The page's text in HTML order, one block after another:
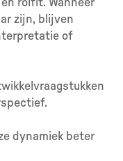
rolfit. Wanneer
zijn, blijven
of
dynamiek beter